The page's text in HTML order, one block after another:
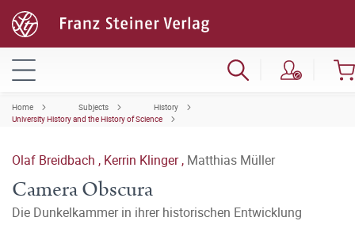
Home Subjects
History
University History and the History of Science
Olaf Breidbach , Kerrin Klinger, Matthias Müller
Camera Obscura
Die Dunkelkammer in ihrer historischen Entwicklung